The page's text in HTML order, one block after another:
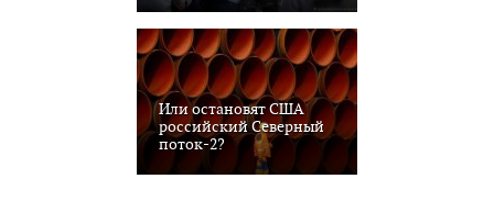
Или остановят США
российский Северный
поток-2?